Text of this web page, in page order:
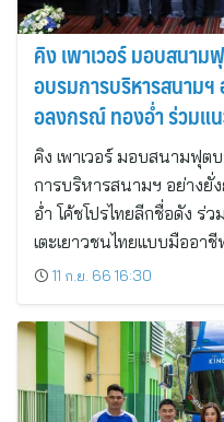
คิง เพาเวอร์ มอบสนา
อบรมการบริหารสนามฯ
อลงกรณ์ ทองอ่ำ ร่วมแ
คิง เพาเวอร์ มอบสนามฟุ
การบริหารสนามฯ อย่างยั่
อ่ำ โค้ชโปรไทยลีกชื่อดัง ร่
เตะเยาวชนไทยแบบมืออาชี
11 ก.ย. 66 16:30